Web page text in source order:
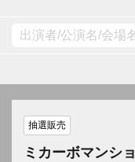
抽選販売
ミカーボマンシ